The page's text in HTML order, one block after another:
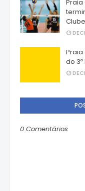
Praia
Praia
do
0 Comentários